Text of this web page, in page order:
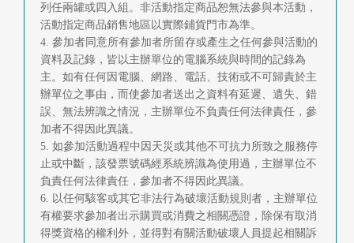
列任兩罐或四入組。非活動指定商品恕無法參與本活動，
活動指定商品銷售地區以實際鋪貨門市為準。
4. 參加者同意所有參加者所留存或產生之任何參與活動的
資料及記錄，皆以主辦單位的電腦系統與時間的記錄為
主。如有任何因電腦、網路、電話、技術或不可歸責於主
辦單位之事由，而使參加者送出之資料有延遲、遺失、錯
誤、無法辨識之情況，主辦單位不負責任何法律責任，參
加者不得因此異議。
5. 如參加活動過程中因天災或其他不可抗力所致之服務停
止或中斷，該發票號碼經系統辨識為使用過，主辦單位不
負責任何法律責任，參加者不得因此異議。
6. 以任何駭客或其它非法行為破壞活動規則者，主辦單位
有權要求參加者出示購買或消費之相關憑證，除保有取消
得獎資格的權利外，並得對有關活動破壞人員提起相關訴